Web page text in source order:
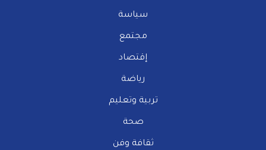
سياسة
مجتمع
إقتصاد
رياضة
تربية وتعليم
صحة
ثقافة وفن